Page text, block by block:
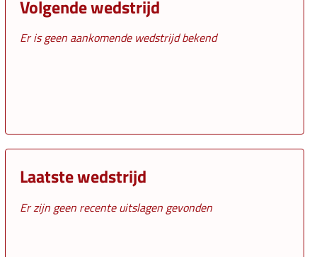
Volgende wedstrijd
Er is geen aankomende wedstrijd bekend
Laatste wedstrijd
Er zijn geen recente uitslagen gevonden